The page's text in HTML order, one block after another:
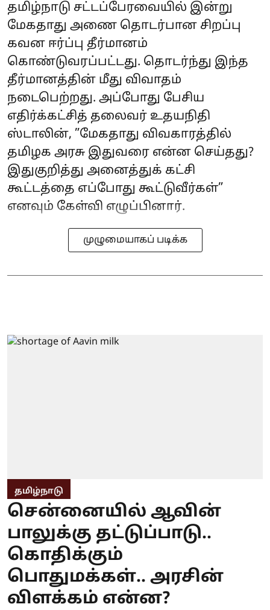
தமிழ்நாடு சட்டப்பேரவையில் இன்று
மேகதாது அணை தொடர்பான சிறப்பு
கவன ஈர்ப்பு தீர்மானம்
கொண்டுவரப்பட்டது. தொடர்ந்து இந்த
தீர்மானத்தின் மீது விவாதம்
நடைபெற்றது. அப்போது பேசிய
எதிர்க்கட்சித் தலைவர் உதயநிதி
ஸ்டாலின், ”மேகதாது விவகாரத்தில்
தமிழக அரசு இதுவரை என்ன செய்தது?
இதுகுறித்து அனைத்துக் கட்சி
கூட்டத்தை எப்போது கூட்டுவீர்கள்”
எனவும் கேள்வி எழுப்பினார்.
முழுமையாகப் படிக்க
தமிழ்நாடு
சென்னையில் ஆவின்
பாலுக்கு தட்டுப்பாடு..
கொதிக்கும்
பொதுமக்கள்.. அரசின்
விளக்கம் என்ன?